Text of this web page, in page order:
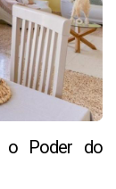
o Poder do